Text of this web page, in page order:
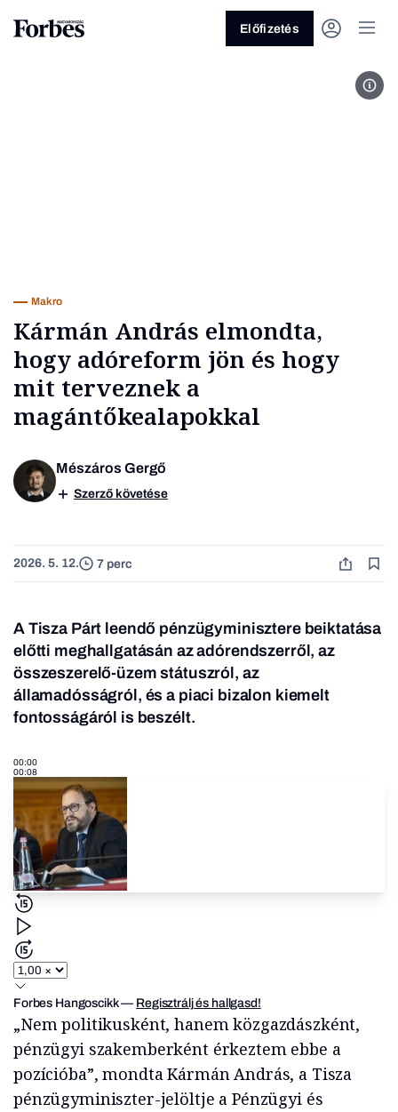
Előfizetés
Makro
Kármán András elmondta,
hogy adóreform jön és hogy
mit terveznek a
magántőkealapokkal
Mészáros Gergő
Szerző követése
2026. 5. 12. 7 perc
A Tisza Párt leendő pénzügyminisztere beiktatása
előtti meghallgatásán az adórendszerről, az
összeszerelő-üzem státuszról, az
államadósságról, és a piaci bizalon kiemelt
fontosságáról is beszélt.
00:00
00:08
Forbes Hangoscikk— Regisztrálj és hallgasd!
„Nem politikusként, hanem közgazdászként,
pénzügyi szakemberként érkeztem ebbe a
pozícióba”, mondta Kármán András, a Tisza
pénzügyminiszter-jelöltje a Pénzügyi és